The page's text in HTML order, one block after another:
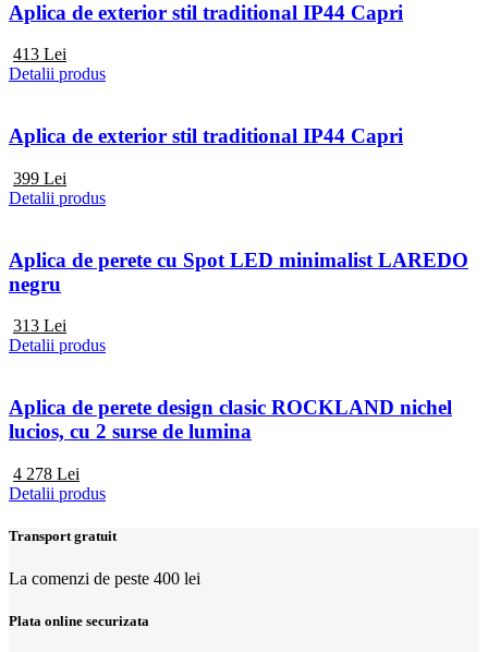
Aplica de exterior stil traditional IP44 Capri
413 Lei
Detalii produs
Aplica de exterior stil traditional IP44 Capri
399 Lei
Detalii produs
Aplica de perete cu Spot LED minimalist LAREDO
negru
313 Lei
Detalii produs
Aplica de perete design clasic ROCKLAND nichel
lucios, cu 2 surse de lumina
4 278 Lei
Detalii produs
Transport gratuit
La comenzi de peste 400 lei
Plata online securizata